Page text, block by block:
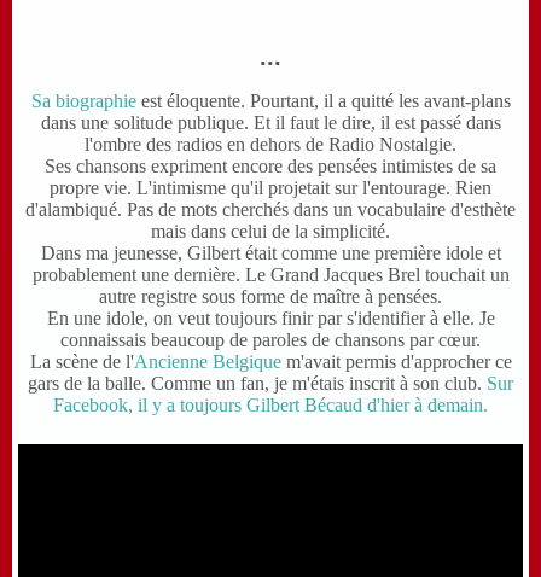
...
Sa biographieest éloquente. Pourtant, il a quitté les avant-plans
dans une solitude publique. Et il faut le dire, il est passé dans
l'ombre des radios en dehors de Radio Nostalgie.
Ses chansons expriment encore des pensées intimistes de sa
propre vie. L'intimisme qu'il projetait sur l'entourage. Rien
d'alambiqué. Pas de mots cherchés dans un vocabulaire d'esthète
mais dans celui de la simplicité.
Dans ma jeunesse, Gilbert était comme une première idole et
probablement une dernière. Le Grand Jacques Brel touchait un
autre registre sous forme de maître à pensées.
En une idole, on veut toujours finir par s'identifier à elle. Je
connaissais beaucoup de paroles de chansons par cœur.
La scène de l'Ancienne Belgiquem'avait permis d'approcher ce
gars de la balle. Comme un fan, je m'étais inscrit à son club. Sur
Facebook, il y a toujours Gilbert Bécaud d'hier à demain.